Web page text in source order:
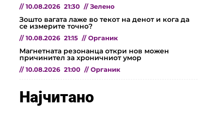
// 10.08.2026 21:30 // Зелено
Зошто вагата лаже во текот на денот и кога да
се измерите точно?
// 10.08.2026 21:15 // Органик
Магнетната резонанца откри нов можен
причинител за хроничниот умор
// 10.08.2026 21:00 // Органик
Најчитано